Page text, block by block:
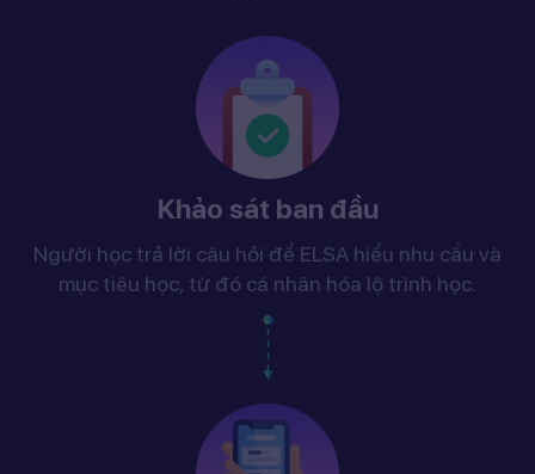
Khảo sát ban đầu
Người học trả lời câu hỏi để ELSA hiểu nhu cầu và
mục tiêu học, từ đó cá nhân hóa lộ trình học.